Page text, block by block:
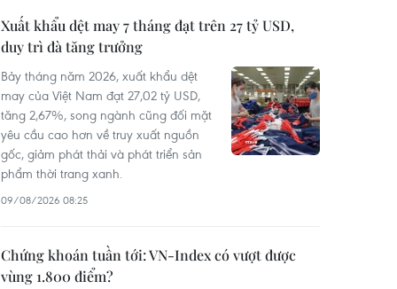
Xuất khẩu dệt may 7 tháng đạt trên 27 tỷ USD,
duy trì đà tăng trưởng
Bảy tháng năm 2026, xuất khẩu dệt
may của Việt Nam đạt 27,02 tỷ USD,
tăng 2,67%, song ngành cũng đối mặt
yêu cầu cao hơn về truy xuất nguồn
gốc, giảm phát thải và phát triển sản
phẩm thời trang xanh.
09/08/2026 08:25
Chứng khoán tuần tới: VN-Index có vượt được
vùng 1.800 điểm?